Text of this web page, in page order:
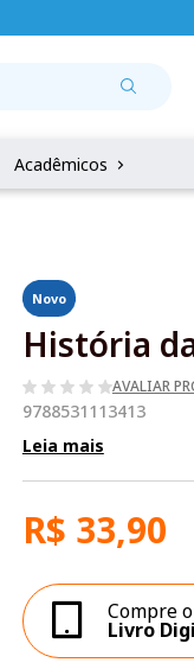
Acadêmicos
Novo
História
AVALIAR
9788531113413
Leia mais
R$ 33,90
Compre o
Livro